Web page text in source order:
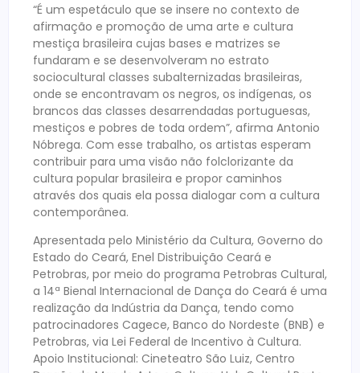
“É um espetáculo que se insere no contexto de
afirmação e promoção de uma arte e cultura
mestiça brasileira cujas bases e matrizes se
fundaram e se desenvolveram no estrato
sociocultural classes subalternizadas brasileiras,
onde se encontravam os negros, os indígenas, os
brancos das classes desarrendadas portuguesas,
mestiços e pobres de toda ordem”, afirma Antonio
Nóbrega. Com esse trabalho, os artistas esperam
contribuir para uma visão não folclorizante da
cultura popular brasileira e propor caminhos
através dos quais ela possa dialogar com a cultura
contemporânea.
Apresentada pelo Ministério da Cultura, Governo do
Estado do Ceará, Enel Distribuição Ceará e
Petrobras, por meio do programa Petrobras Cultural,
a 14ª Bienal Internacional de Dança do Ceará é uma
realização da Indústria da Dança, tendo como
patrocinadores Cagece, Banco do Nordeste (BNB) e
Petrobras, via Lei Federal de Incentivo à Cultura.
Apoio Institucional: Cineteatro São Luiz, Centro